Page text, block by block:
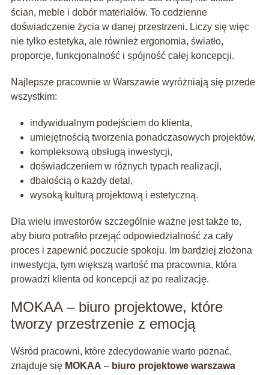
ścian, meble i dobór materiałów. To codzienne
doświadczenie życia w danej przestrzeni. Liczy się więc
nie tylko estetyka, ale również ergonomia, światło,
proporcje, funkcjonalność i spójność całej koncepcji.
Najlepsze pracownie w Warszawie wyróżniają się przede
wszystkim:
indywidualnym podejściem do klienta,
umiejętnością tworzenia ponadczasowych projektów,
kompleksową obsługą inwestycji,
doświadczeniem w różnych typach realizacji,
dbałością o każdy detal,
wysoką kulturą projektową i estetyczną.
Dla wielu inwestorów szczególnie ważne jest także to,
aby biuro potrafiło przejąć odpowiedzialność za cały
proces i zapewnić poczucie spokoju. Im bardziej złożona
inwestycja, tym większą wartość ma pracownia, która
prowadzi klienta od koncepcji aż po realizację.
MOKAA – biuro projektowe, które
tworzy przestrzenie z emocją
Wśród pracowni, które zdecydowanie warto poznać,
znajduje się MOKAA – biuro projektowe warszawa